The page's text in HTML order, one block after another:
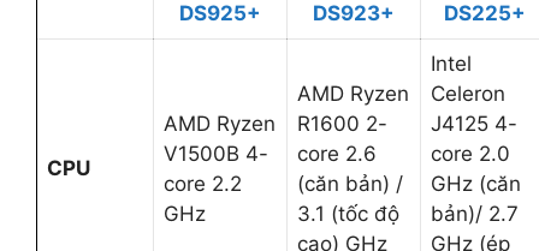
DS925+ DS923+ DS225+
CPU
AMD Ryzen
V1500B 4-
core 2.2
GHz
AMD Ryzen
R1600 2-
core 2.6
(căn bản) /
3.1 (tốc độ
cao) GHz
Intel
Celeron
J4125 4-
core 2.0
GHz (căn
bản)/ 2.7
GHz (ép